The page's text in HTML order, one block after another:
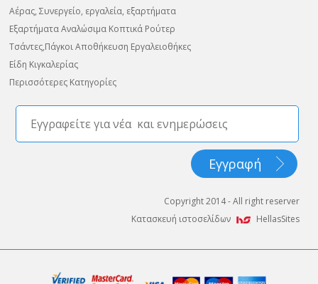
Αέρας, Συνεργείο, εργαλεία, εξαρτήματα
Εξαρτήματα Αναλώσιμα Κοπτικά Ρούτερ
Τσάντες,Πάγκοι Αποθήκευση Εργαλειοθήκες
Είδη Κιγκαλερίας
Περισσότερες Κατηγορίες
Copyright 2014 - All right reserver
Κατασκευή ιστοσελίδων
HellasSites